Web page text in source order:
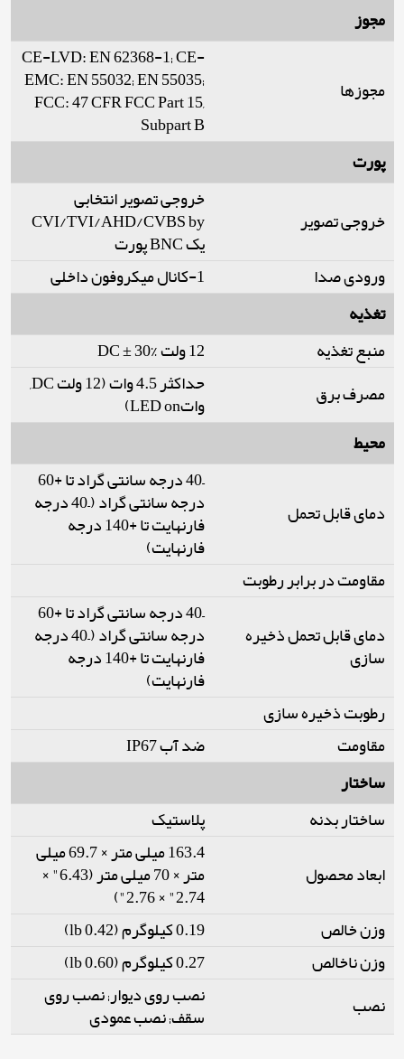
مجوز
مجوزها
CE-LVD: EN 62368-1; CE-
EMC: EN 55032; EN 55035;
FCC: 47 CFR FCC Part 15,
Subpart B
پورت
خروجی تصویر
خروجی تصویر انتخابی
CVI/TVI/AHD/CVBS by
یک BNC پورت
ورودی صدا
1-کانال میکروفون داخلی
تغذیه
منبع تغذیه
12 ولت DC ± 30%
مصرف برق
حداکثر 4.5 وات (12 ولت DC,
واتLED on)
محیط
دمای قابل تحمل
–40 درجه سانتی گراد تا +60
درجه سانتی گراد (–40 درجه
فارنهایت تا +140 درجه
فارنهایت)
مقاومت در برابر رطوبت
دمای قابل تحمل ذخیره
سازی
–40 درجه سانتی گراد تا +60
درجه سانتی گراد (–40 درجه
فارنهایت تا +140 درجه
فارنهایت)
رطوبت ذخیره سازی
مقاومت
ضد آب IP67
ساختار
ساختار بدنه
پلاستیک
ابعاد محصول
163.4 میلی متر × 69.7 میلی
متر × 70 میلی متر (6.43" ×
2.74" × 2.76")
وزن خالص
0.19 کیلوگرم (0.42 lb)
وزن ناخالص
0.27 کیلوگرم (0.60 lb)
نصب
نصب روی دیوار; نصب روی
سقف; نصب عمودی